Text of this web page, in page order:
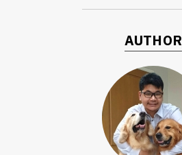
AUTHOR